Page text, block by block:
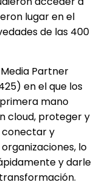
lugar en el
de las 400
Partner
en el que los
mano
cloud, proteger y
conectar y
lo
y darle